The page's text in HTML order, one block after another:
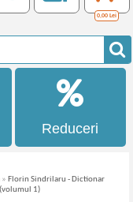
0,00 Lei
Reduceri
» Florin Sindrilaru - Dictionar
1)